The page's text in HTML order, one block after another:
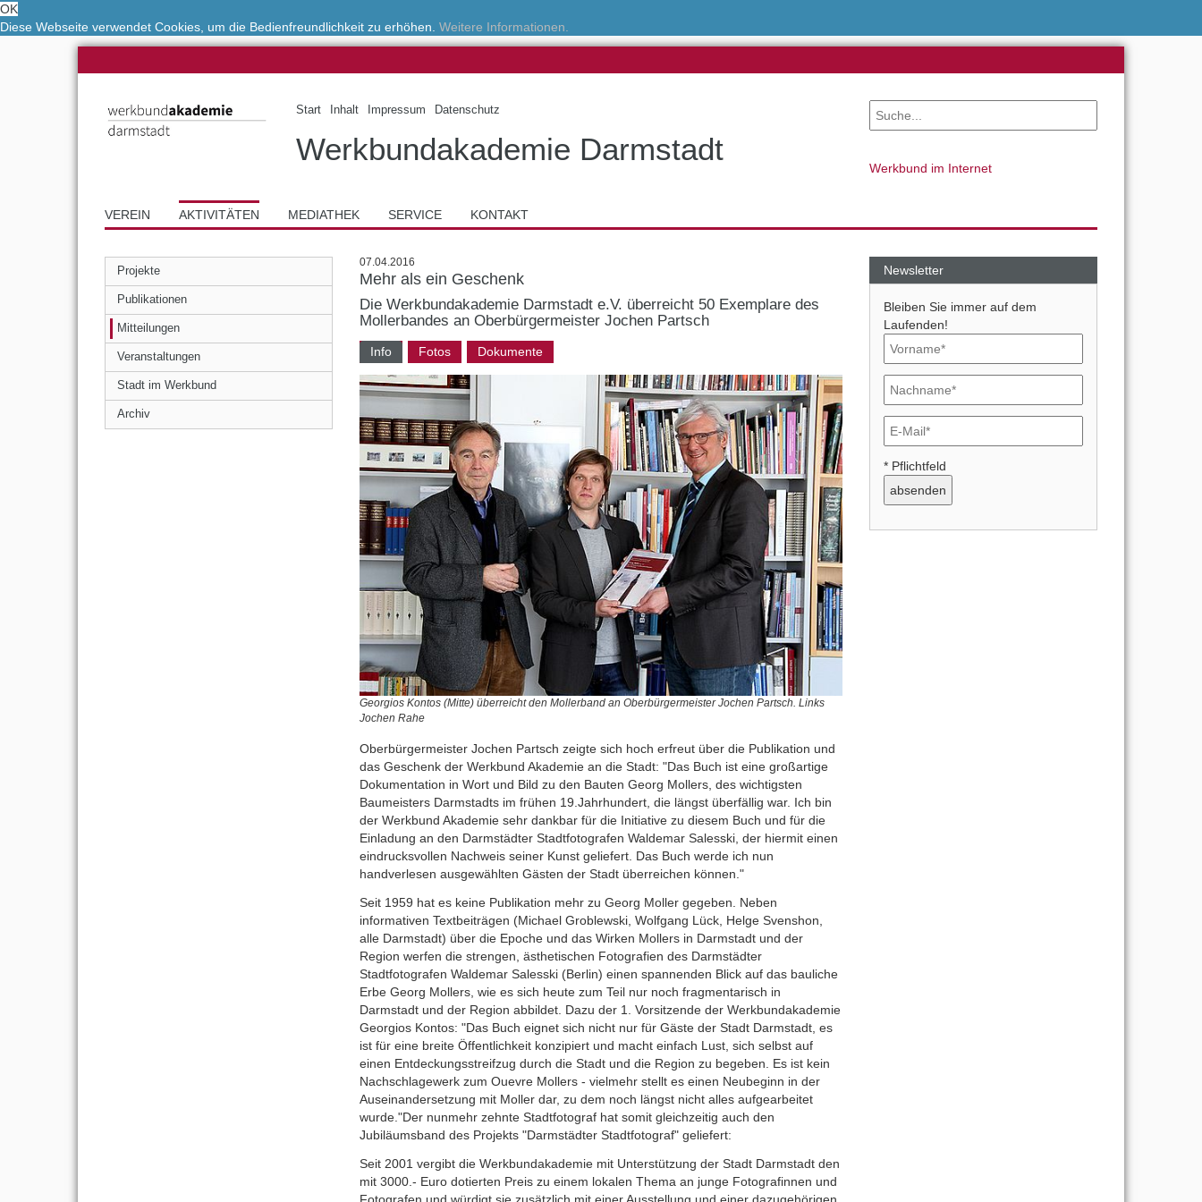
OK
Diese Webseite verwendet Cookies, um die Bedienfreundlichkeit zu erhöhen. Weitere Informationen.
Start Inhalt Impressum Datenschutz
Werkbundakademie Darmstadt
Werkbund im Internet
VEREIN AKTIVITÄTEN MEDIATHEK SERVICE KONTAKT
Projekte
Publikationen
Mitteilungen
Veranstaltungen
Stadt im Werkbund
Archiv
07.04.2016
Mehr als ein Geschenk
Die Werkbundakademie Darmstadt e.V. überreicht 50 Exemplare des
Mollerbandes an Oberbürgermeister Jochen Partsch
Info Fotos Dokumente
Georgios Kontos (Mitte) überreicht den Mollerband an Oberbürgermeister Jochen Partsch. Links
Jochen Rahe
Oberbürgermeister Jochen Partsch zeigte sich hoch erfreut über die Publikation und
das Geschenk der Werkbund Akademie an die Stadt: "Das Buch ist eine großartige
Dokumentation in Wort und Bild zu den Bauten Georg Mollers, des wichtigsten
Baumeisters Darmstadts im frühen 19.Jahrhundert, die längst überfällig war. Ich bin
der Werkbund Akademie sehr dankbar für die Initiative zu diesem Buch und für die
Einladung an den Darmstädter Stadtfotografen Waldemar Salesski, der hiermit einen
eindrucksvollen Nachweis seiner Kunst geliefert. Das Buch werde ich nun
handverlesen ausgewählten Gästen der Stadt überreichen können."
Seit 1959 hat es keine Publikation mehr zu Georg Moller gegeben. Neben
informativen Textbeiträgen (Michael Groblewski, Wolfgang Lück, Helge Svenshon,
alle Darmstadt) über die Epoche und das Wirken Mollers in Darmstadt und der
Region werfen die strengen, ästhetischen Fotografien des Darmstädter
Stadtfotografen Waldemar Salesski (Berlin) einen spannenden Blick auf das bauliche
Erbe Georg Mollers, wie es sich heute zum Teil nur noch fragmentarisch in
Darmstadt und der Region abbildet. Dazu der 1. Vorsitzende der Werkbundakademie
Georgios Kontos: "Das Buch eignet sich nicht nur für Gäste der Stadt Darmstadt, es
ist für eine breite Öffentlichkeit konzipiert und macht einfach Lust, sich selbst auf
einen Entdeckungsstreifzug durch die Stadt und die Region zu begeben. Es ist kein
Nachschlagewerk zum Ouevre Mollers - vielmehr stellt es einen Neubeginn in der
Auseinandersetzung mit Moller dar, zu dem noch längst nicht alles aufgearbeitet
wurde."Der nunmehr zehnte Stadtfotograf hat somit gleichzeitig auch den
Jubiläumsband des Projekts "Darmstädter Stadtfotograf" geliefert:
Seit 2001 vergibt die Werkbundakademie mit Unterstützung der Stadt Darmstadt den
mit 3000.- Euro dotierten Preis zu einem lokalen Thema an junge Fotografinnen und
Fotografen und würdigt sie zusätzlich mit einer Ausstellung und einer dazugehörigen
Newsletter
Bleiben Sie immer auf dem
Laufenden!
* Pflichtfeld